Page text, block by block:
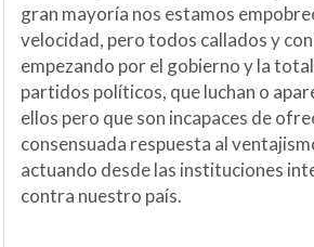
gran mayoría nos estamos
velocidad, pero todos callados y con
empezando por el gobierno y la
partidos políticos, que luchan o
ellos pero que son incapaces de
consensuada respuesta al
actuando desde las instituciones
contra nuestro país.